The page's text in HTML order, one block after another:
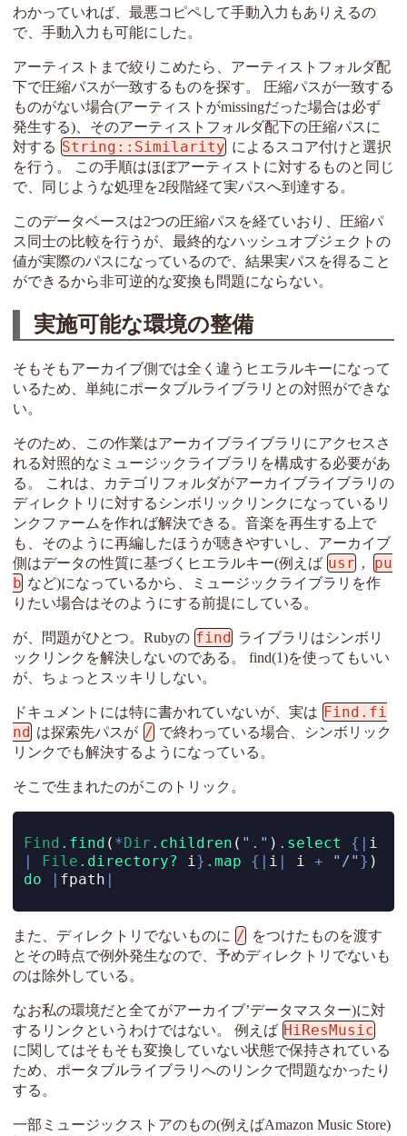
わかっていれば、最悪コピペして手動入力もありえるの
で、手動入力も可能にした。
アーティストまで絞りこめたら、アーティストフォルダ配
下で圧縮パスが一致するものを探す。 圧縮パスが一致する
ものがない場合(アーティストがmissingだった場合は必ず
発生する)、そのアーティストフォルダ配下の圧縮パスに
対する String::Similarity によるスコア付けと選択
を行う。 この手順はほぼアーティストに対するものと同じ
で、同じような処理を2段階経て実パスへ到達する。
このデータベースは2つの圧縮パスを経ていおり、圧縮パ
ス同士の比較を行うが、最終的なハッシュオブジェクトの
値が実際のパスになっているので、結果実パスを得ること
ができるから非可逆的な変換も問題にならない。
実施可能な環境の整備
そもそもアーカイブ側では全く違うヒエラルキーになって
いるため、単純にポータブルライブラリとの対照ができな
い。
そのため、この作業はアーカイブライブラリにアクセスさ
れる対照的なミュージックライブラリを構成する必要があ
る。 これは、カテゴリフォルダがアーカイブライブラリの
ディレクトリに対するシンボリックリンクになっているリ
ンクファームを作れば解決できる。音楽を再生する上で
も、そのように再編したほうが聴きやすいし、アーカイブ
側はデータの性質に基づくヒエラルキー(例えば usr ,
pu
b など)になっているから、ミュージックライブラリを作
りたい場合はそのようにする前提にしている。
が、問題がひとつ。Rubyの find ライブラリはシンボリ
ックリンクを解決しないのである。 find(1)を使ってもいい
が、ちょっとスッキリしない。
ドキュメントには特に書かれていないが、実は Find.fi
nd は探索先パスが / で終わっている場合、シンボリック
リンクでも解決するようになっている。
そこで生まれたのがこのトリック。
Find .find ( *Dir .children ( "." ) .select {| i
|
File .directory? i} .map {| i | i + "/" }
do
| fpath |
また、ディレクトリでないものに / をつけたものを渡す
とその時点で例外発生なので、予めディレクトリでないも
のは除外している。
なお私の環境だと全てがアーカイブ’データマスター)に対
するリンクというわけではない。 例えば HiResMusic
に関してはそもそも変換していない状態で保持されている
ため、ポータブルライブラリへのリンクで問題なかったり
する。
一部ミュージックストアのもの(例えばAmazon Music Store)